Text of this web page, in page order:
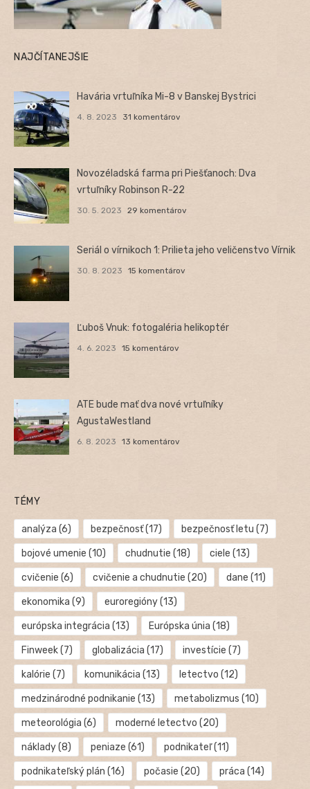
NAJČÍTANEJŠIE
Havária vrtuľníka Mi-8 v Banskej Bystrici
4. 8. 2023 31 komentárov
Novozéladská farma pri Piešťanoch: Dva
vrtuľníky Robinson R-22
30. 5. 2023 29 komentárov
Seriál o vírnikoch 1: Prilieta jeho veličenstvo Vírnik
30. 8. 2023 15 komentárov
Ľuboš Vnuk: fotogaléria helikoptér
4. 6. 2023 15 komentárov
ATE bude mať dva nové vrtuľníky
AgustaWestland
6. 8. 2023 13 komentárov
TÉMY
analýza (6) bezpečnosť(17) bezpečnosť letu (7)
bojové umenie (10) chudnutie (18) ciele (13)
cvičenie (6) cvičenie a chudnutie (20) dane (11)
ekonomika (9) euroregióny(13)
európska integrácia (13) Európska únia (18)
Finweek(7) globalizácia (17) investície (7)
kalórie (7) komunikácia (13) letectvo (12)
medzinárodné podnikanie (13) metabolizmus (10)
meteorológia (6) moderné letectvo (20)
náklady(8) peniaze (61) podnikateľ(11)
podnikateľský plán (16) počasie (20) práca (14)